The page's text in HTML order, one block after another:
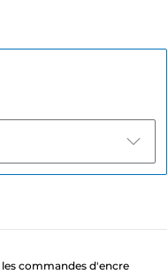
commandes d'encre